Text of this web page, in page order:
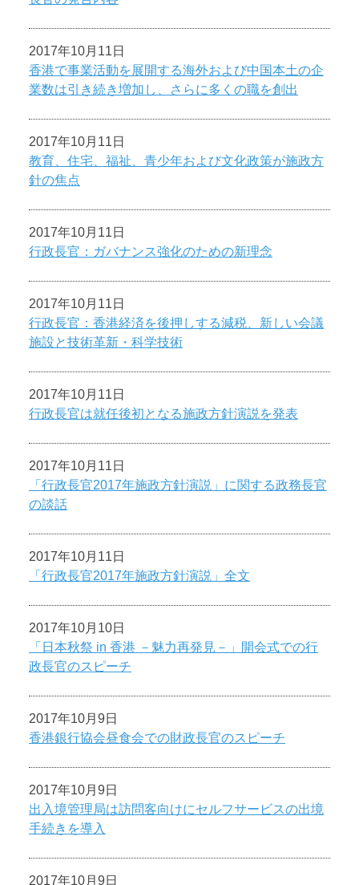
2017年10月11日
香港で事業活動を展開する海外および中国本土の企
業数は引き続き増加し、さらに多くの職を創出
2017年10月11日
教育、住宅、福祉、青少年および文化政策が施政方
針の焦点
2017年10月11日
行政長官：ガバナンス強化のための新理念
2017年10月11日
行政長官：香港経済を後押しする減税、新しい会議
施設と技術革新・科学技術
2017年10月11日
行政長官は就任後初となる施政方針演説を発表
2017年10月11日
「行政長官2017年施政方針演説」に関する政務長官
の談話
2017年10月11日
「行政長官2017年施政方針演説」全文
2017年10月10日
「日本秋祭 in 香港 －魅力再発見－」開会式での行
政長官のスピーチ
2017年10月9日
香港銀行協会昼食会での財政長官のスピーチ
2017年10月9日
出入境管理局は訪問客向けにセルフサービスの出境
手続きを導入
2017年10月9日